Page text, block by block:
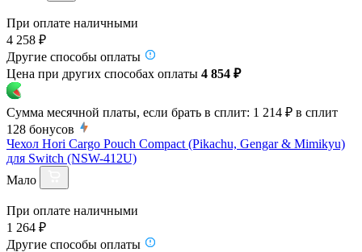
При оплате наличными
4 258 ₽
Другие способы оплаты
Цена при других способах оплаты 4 854 ₽
Сумма месячной платы, если брать в сплит: 1 214 ₽ в сплит
128 бонусов
Чехол Hori Cargo Pouch Compact (Pikachu, Gengar & Mimikyu)
для Switch (NSW-412U)
Мало
При оплате наличными
1 264 ₽
Другие способы оплаты